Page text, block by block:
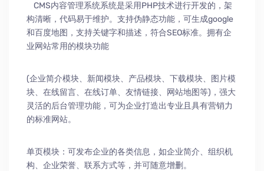
CMS内容管理系统系统是采用PHP技术进行开发的，架
构清晰，代码易于维护。支持伪静态功能，可生成google
和百度地图，支持关键字和描述，符合SEO标准。拥有企
业网站常用的模块功能
(企业简介模块、新闻模块、产品模块、下载模块、图片模
块、在线留言、在线订单、友情链接、网站地图等)，强大
灵活的后台管理功能，可为企业打造出专业且具有营销力
的标准网站。
单页模块：可发布企业的各类信息，如企业简介、组织机
构、企业荣誉、联系方式等，并可随意增删。